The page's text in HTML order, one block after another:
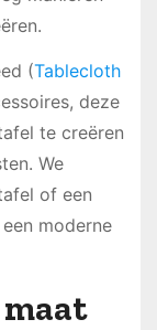
(Tablecloth
deze
te creëren
We
of een
moderne